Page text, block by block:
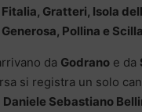
Gratteri, Isola
Pollina e
da Godrano e da
si registra un solo
Daniele Sebastiano